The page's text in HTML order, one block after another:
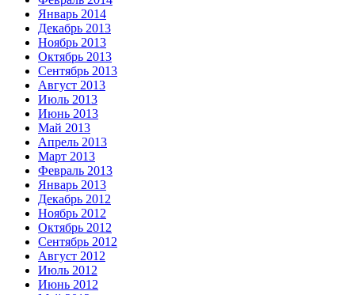
Январь 2014
Декабрь 2013
Ноябрь 2013
Октябрь 2013
Сентябрь 2013
Август 2013
Июль 2013
Июнь 2013
Май 2013
Апрель 2013
Март 2013
Февраль 2013
Январь 2013
Декабрь 2012
Ноябрь 2012
Октябрь 2012
Сентябрь 2012
Август 2012
Июль 2012
Июнь 2012